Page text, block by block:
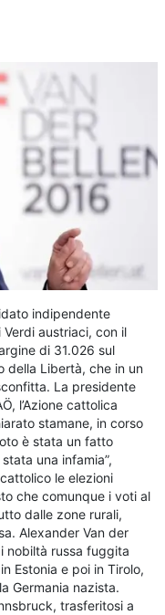
indipendente
austriaci, con il
di 31.026 sul
della Libertà, che in un
La presidente
l’Azione cattolica
stamane, in corso
è stata un fatto
una infamia”,
le elezioni
che comunque i voti al
dalle zone rurali,
Alexander Van der
nobiltà russa fuggita
Estonia e poi in Tirolo,
Germania nazista.
trasferitosi a